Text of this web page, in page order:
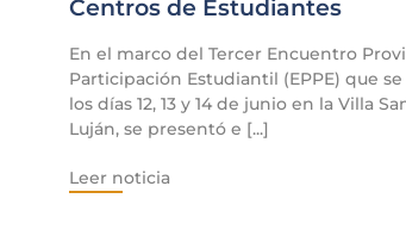
Centros de Estudiantes
En el marco del Tercer Encuentro
Participación Estudiantil (EPPE) que
los días 12, 13 y 14 de junio en la Villa
Luján, se presentó e [...]
Leer noticia